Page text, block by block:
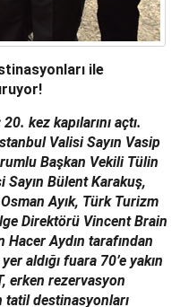
ile
kez kapılarını açtı.
Valisi Sayın Vasip
Başkan Vekili Tülin
Bülent Karakuş,
Ayık, Türk Turizm
Direktörü Vincent Brain
Aydın tarafından
aldığı fuara 70’e yakın
erken rezervasyon
destinasyonları